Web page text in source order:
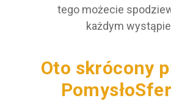
tego możecie
każdym
Oto skrócony